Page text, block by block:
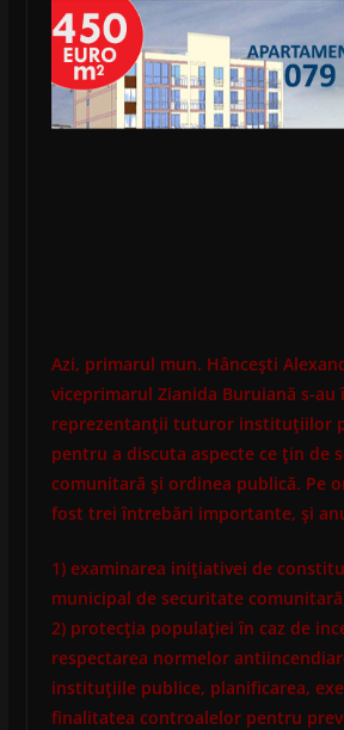
Azi, primarul mun. Hânceşti
viceprimarul Zianida Buruiană s-
reprezentanţii tuturor instituţiilor
pentru a discuta aspecte ce ţin de
comunitară şi ordinea publică. Pe
fost trei întrebări importante, şi
1) examinarea iniţiativei de
municipal de securitate
2) protecţia populaţiei în caz de
respectarea normelor
instituţiile publice, planificarea,
finalitatea controalelor pentru